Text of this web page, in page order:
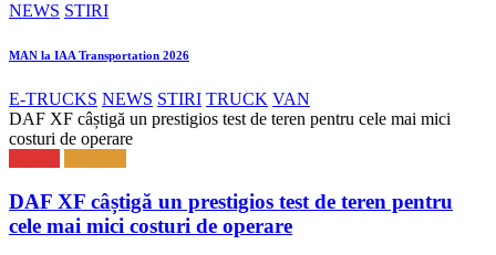
NEWS STIRI
MAN la IAA Transportation 2026
E-TRUCKS NEWS STIRI TRUCK VAN
DAF XF câștigă un prestigios test de teren pentru cele mai mici
costuri de operare
DAF XF câștigă un prestigios test de teren pentru
cele mai mici costuri de operare